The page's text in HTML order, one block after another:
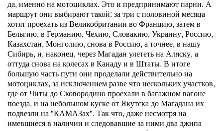
да, именно на мотоциклах. Это и предпринимают парни. А
маршрут они выбирают такой: за три с половиной месяца
хотят проехать из Великобритании во Францию, затем в
Бельгию, в Германию, Чехию, Словакию, Украину, Россию,
Казахстан, Монголию, снова в Россию, а точнее, в нашу
Сибирь, и, наконец, через Магадан улететь на Аляску, а
оттуда снова на колесах в Канаду и в Штаты. В итоге
большую часть пути они проделали действительно на
мотоциклах, за исключением разве что нескольких участков,
где от Читы до Сковородино проехали в багажном вагоне
поезда, и на небольшом куске от Якутска до Магадана их
подвезли на "КАМАЗах". Так что, даже несмотря на
имевшиеся в наличии и следовавшие за ними два джипа